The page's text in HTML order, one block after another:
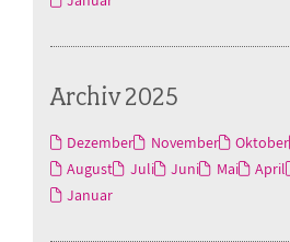
Archiv 2025
Dezember November Oktober
August
Juli Juni Mai April
Januar